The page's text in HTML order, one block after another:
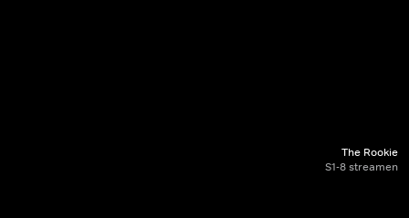
The Rookie
S1-8 streamen